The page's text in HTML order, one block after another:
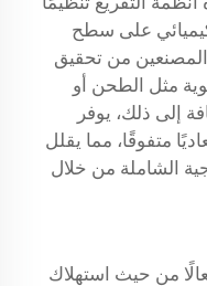
على سطح
المصنعين من تحقيق
مثل الطحن أو
إلى ذلك، يوفر
متفوقًا، مما يقلل
الشاملة من خلال
من حيث استهلاك